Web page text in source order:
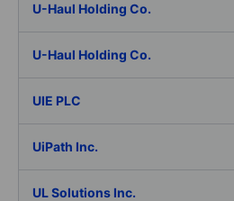
U-Haul Holding Co.
U-Haul Holding Co.
UIE PLC
UiPath Inc.
UL Solutions Inc.